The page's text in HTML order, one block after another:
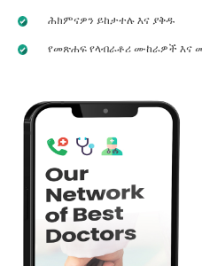
ሕክምናዎን ይከታተሉ እና ያቅዱ
የመጽሐፍ የላብራቶሪ ሙከራዎች እና